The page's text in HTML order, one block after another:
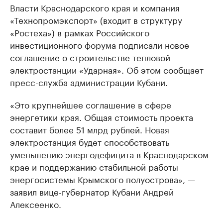
Власти Краснодарского края и компания
«Технопромэкспорт» (входит в структуру
«Ростеха») в рамках Российского
инвестиционного форума подписали новое
соглашение о строительстве тепловой
электростанции «Ударная». Об этом сообщает
пресс-служба администрации Кубани.
«Это крупнейшее соглашение в сфере
энергетики края. Общая стоимость проекта
составит более 51 млрд рублей. Новая
электростанция будет способствовать
уменьшению энергодефицита в Краснодарском
крае и поддержанию стабильной работы
энергосистемы Крымского полуострова», —
заявил вице-губернатор Кубани Андрей
Алексеенко.